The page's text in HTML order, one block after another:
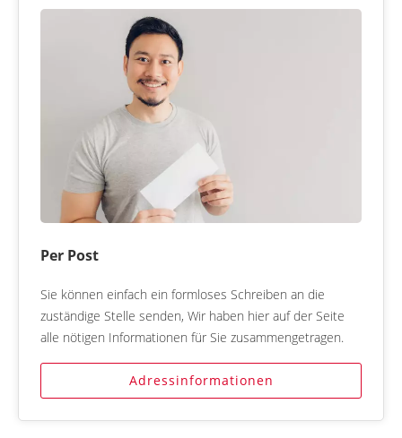
Per Post
Sie können einfach ein formloses Schreiben an die
zuständige Stelle senden, Wir haben hier auf der Seite
alle nötigen Informationen für Sie zusammengetragen.
Adressinformationen